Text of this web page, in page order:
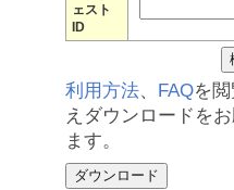
ェスト
ID
利用方法、 FAQを
えダウンロードを
ます。